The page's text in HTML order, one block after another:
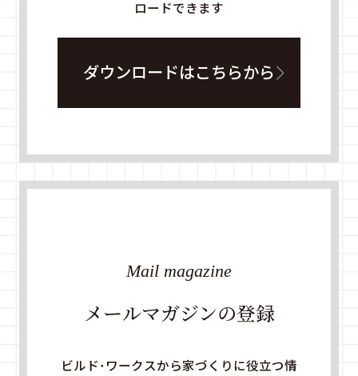
ロードできます
ダウンロードはこちらから
メールマガジンの登録
Mail magazine
ビルド・ワークスから家づくりに役立つ情